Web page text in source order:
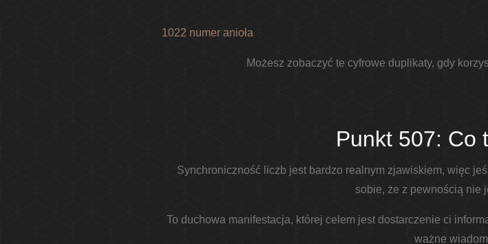
1022 numer anioła
Możesz zobaczyć te cyfrowe duplikaty, gdy
Punkt 507: Co
Synchroniczność liczb jest bardzo realnym zjawiskiem, więc
sobie, że z pewnością nie
To duchowa manifestacja, której celem jest dostarczenie ci
ważne